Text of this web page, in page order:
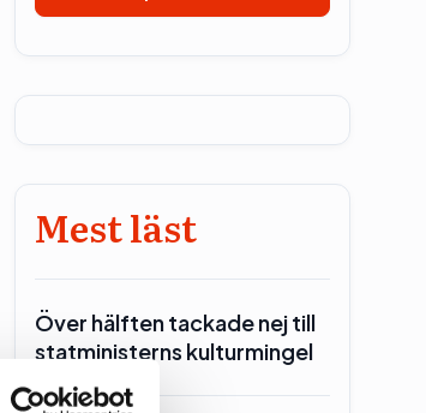
Mest läst
Över hälften tackade nej till
statministerns kulturmingel